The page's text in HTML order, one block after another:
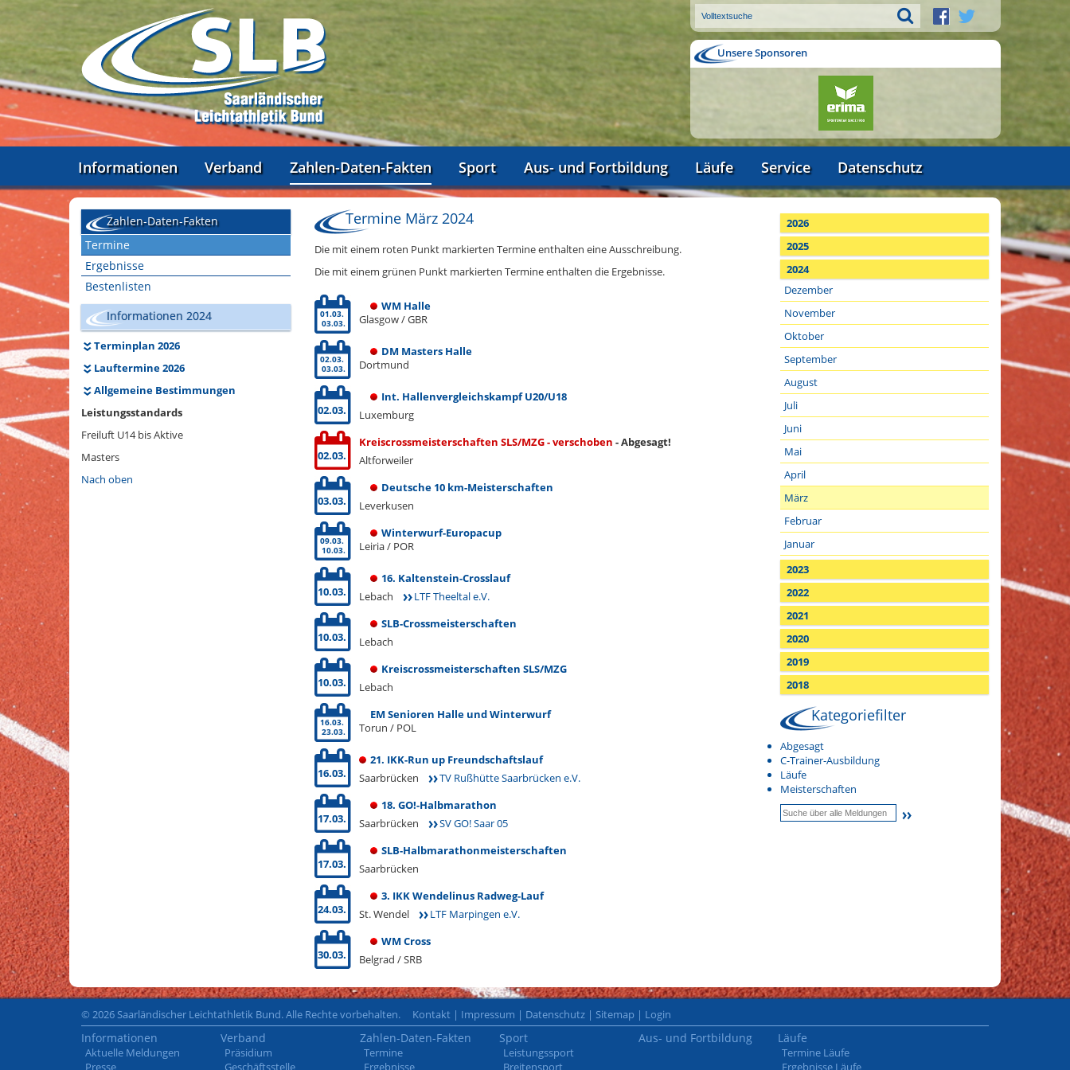
Unsere Sponsoren
Informationen Verband Zahlen-Daten-Fakten Sport Aus- und Fortbildung Läufe Service Datenschutz
Zahlen-Daten-Fakten
Termine
Ergebnisse
Bestenlisten
Informationen 2024
Terminplan 2026
Lauftermine 2026
Allgemeine Bestimmungen
Leistungsstandards
Freiluft U14 bis Aktive
Masters
Nach oben
Termine März 2024
Die mit einem roten Punkt markierten Termine enthalten eine Ausschreibung.
Die mit einem grünen Punkt markierten Termine enthalten die Ergebnisse.
WM Halle
01.03.
03.03.
Glasgow / GBR
DM Masters Halle
02.03.
03.03.
Dortmund
Int. Hallenvergleichskampf U20/U18
02.03.
Luxemburg
Kreiscrossmeisterschaften SLS/MZG - verschoben - Abgesagt!
02.03.
Altforweiler
Deutsche 10 km-Meisterschaften
03.03.
Leverkusen
Winterwurf-Europacup
09.03.
10.03.
Leiria / POR
16. Kaltenstein-Crosslauf
10.03.
Lebach
LTF Theeltal e.V.
SLB-Crossmeisterschaften
10.03.
Lebach
Kreiscrossmeisterschaften SLS/MZG
10.03.
Lebach
EM Senioren Halle und Winterwurf
16.03.
23.03.
Torun / POL
21. IKK-Run up Freundschaftslauf
16.03.
Saarbrücken
TV Rußhütte Saarbrücken e.V.
18. GO!-Halbmarathon
17.03.
Saarbrücken
SV GO! Saar 05
SLB-Halbmarathonmeisterschaften
17.03.
Saarbrücken
3. IKK Wendelinus Radweg-Lauf
24.03.
St. Wendel
LTF Marpingen e.V.
WM Cross
30.03.
Belgrad / SRB
2026
2025
2024
Dezember
November
Oktober
September
August
Juli
Juni
Mai
April
März
Februar
Januar
2023
2022
2021
2020
2019
2018
Kategoriefilter
Abgesagt
C-Trainer-Ausbildung
Läufe
Meisterschaften
© 2026 Saarländischer Leichtathletik Bund. Alle Rechte vorbehalten. Kontakt | Impressum | Datenschutz | Sitemap | Login
Informationen
Aktuelle Meldungen
Presse
Verband
Präsidium
Geschäftsstelle
Zahlen-Daten-Fakten
Termine
Ergebnisse
Sport
Leistungssport
Breitensport
Aus- und Fortbildung Läufe
Termine Läufe
Ergebnisse Läufe